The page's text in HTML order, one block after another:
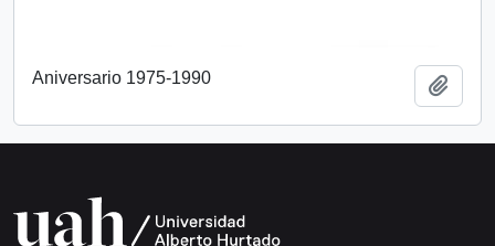
Aniversario 1975-1990